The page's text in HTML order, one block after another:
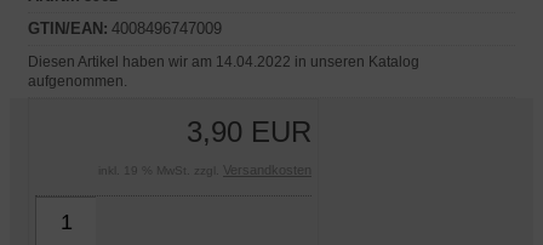
GTIN/EAN: 4008496747009
Diesen Artikel haben wir am 14.04.2022 in unseren Katalog
aufgenommen.
3,90 EUR
inkl. 19 % MwSt. zzgl. Versandkosten